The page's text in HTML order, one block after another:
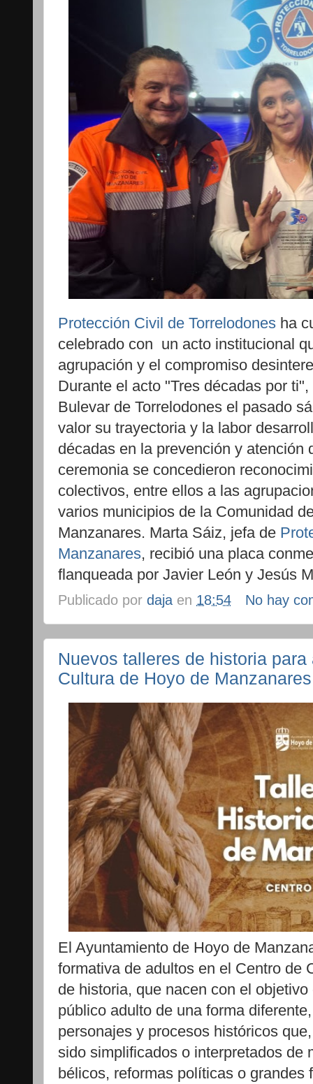
Protección Civil de Torrelodones ha
celebrado con un acto institucional
agrupación y el compromiso
Durante el acto "Tres décadas por
Bulevar de Torrelodones el pasado
valor su trayectoria y la labor
décadas en la prevención y atención
ceremonia se concedieron
colectivos, entre ellos a las
varios municipios de la Comunidad
Manzanares. Marta Sáiz, jefa de
Manzanares, recibió una placa
flanqueada por Javier León y Jesús
Publicado por daja en 18:54 No hay
Nuevos talleres de historia
Cultura de Hoyo de Manzanares
El Ayuntamiento de Hoyo de
formativa de adultos en el Centro de
de historia, que nacen con el
público adulto de una forma
personajes y procesos históricos
sido simplificados o interpretados de
bélicos, reformas políticas o grandes